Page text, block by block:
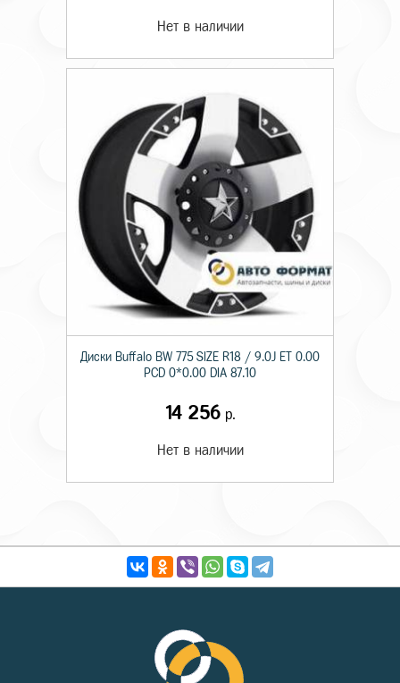
Нет в наличии
Диски Buffalo BW 775 SIZE R18 / 9.0J ET 0.00
PCD 0*0.00 DIA 87.10
14 256р.
Нет в наличии